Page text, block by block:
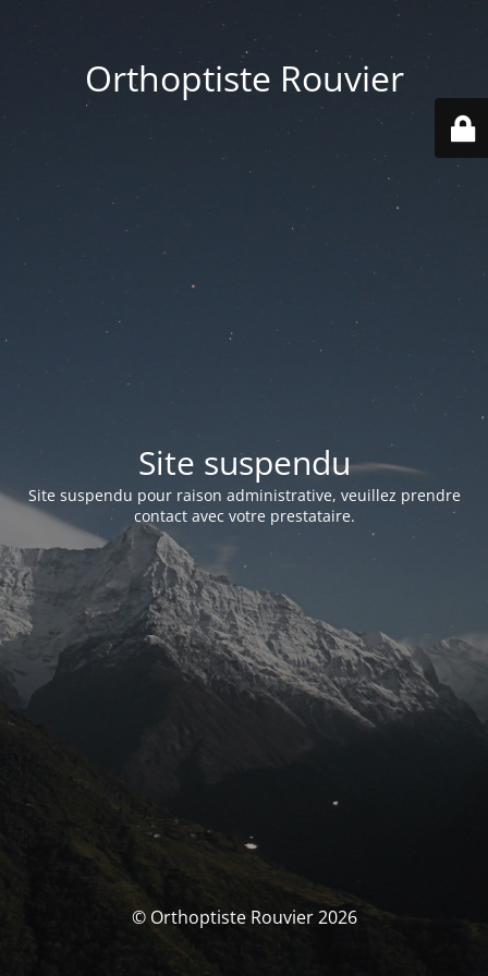
Orthoptiste Rouvier
Site suspendu
Site suspendu pour raison administrative, veuillez prendre
contact avec votre prestataire.
© Orthoptiste Rouvier 2026